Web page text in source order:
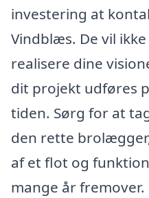
investering at
Vindblæs. De vil
realisere dine
dit projekt udføres
tiden. Sørg for at
den rette
af et flot og
mange år fremover.